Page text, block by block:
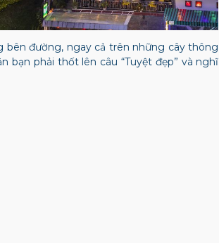
bên đường, ngay cả trên những cây thông
bạn phải thốt lên câu “Tuyệt đẹp” và nghĩ